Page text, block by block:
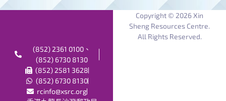
Copyright © 2026 Xin
Sheng Resources Centre.
All Rights Reserved.
(852) 2361 0100、
(852) 6730 8130
(852) 2581 3628
(852) 6730 8130
rcinfo@xsrc.org